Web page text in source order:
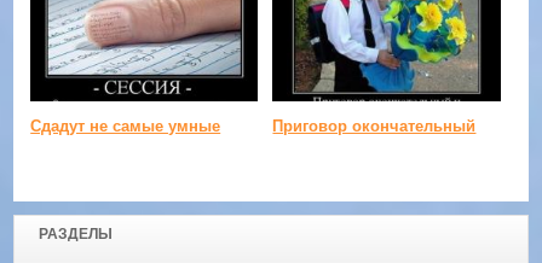
РАЗДЕЛЫ
Сдадут не самые умные Приговор окончательный